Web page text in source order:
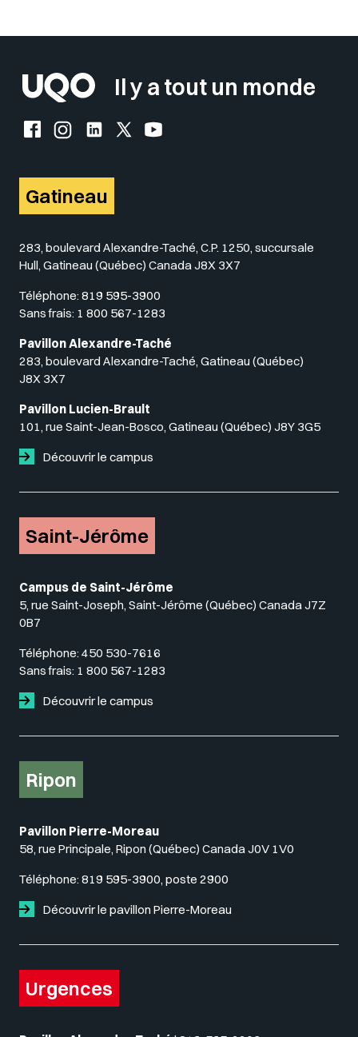
Il y a tout un monde
Facebook de l'UQO
Instagram de l'UQO
LinkedIn de l'UQO
X (Twitter) de l'UQO
YouTube de l'UQO
Gatineau
283, boulevard Alexandre-Taché, C.P. 1250, succursale
Hull, Gatineau (Québec) Canada J8X 3X7
Téléphone: 819 595-3900
Sans frais: 1 800 567-1283
Pavillon Alexandre-Taché
283, boulevard Alexandre-Taché, Gatineau (Québec)
J8X 3X7
Pavillon Lucien-Brault
101, rue Saint-Jean-Bosco, Gatineau (Québec) J8Y 3G5
Découvrir le campus
Saint-Jérôme
Campus de Saint-Jérôme
5, rue Saint-Joseph, Saint-Jérôme (Québec) Canada J7Z
0B7
Téléphone: 450 530-7616
Sans frais: 1 800 567-1283
Découvrir le campus
Ripon
Pavillon Pierre-Moreau
58, rue Principale, Ripon (Québec) Canada J0V 1V0
Téléphone: 819 595-3900, poste 2900
Découvrir le pavillon Pierre-Moreau
Urgences